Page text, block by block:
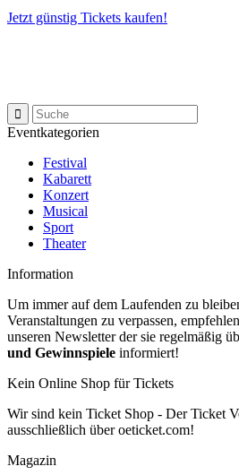
Jetzt günstig Tickets kaufen!
Eventkategorien
Festival
Kabarett
Konzert
Musical
Sport
Theater
Information
Um immer auf dem Laufenden zu
Veranstaltungen zu verpassen,
unseren Newsletter der sie regelmäßig
und Gewinnspiele informiert!
Kein Online Shop für Tickets
Wir sind kein Ticket Shop - Der Ticket
ausschließlich über oeticket.com!
Magazin